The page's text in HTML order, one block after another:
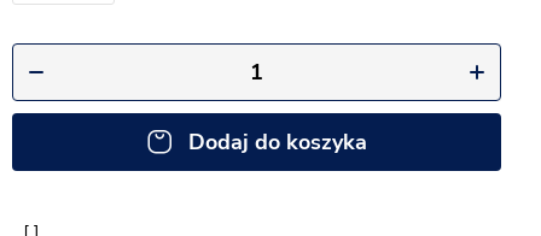
Dodaj do koszyka